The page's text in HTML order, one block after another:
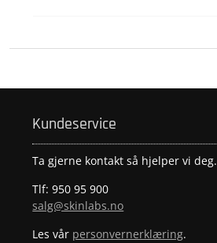
Kundeservice
Ta gjerne kontakt så hjelper vi deg.
Tlf: 950 95 900
salg@skinlabs.no
Les vår personvernerklæring.